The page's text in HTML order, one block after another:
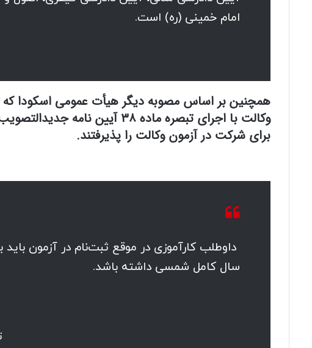
امام خمینی (ره) است.
همچنین بر اساس مصوبه دیگر هیأت عمومی اسکودا که
برای شرکت در آزمون وکالت را پذیرفتند.
داوطلب کارآموزی در موقع ثبت‌نام در آزمون
سال کامل شمسی داشته باشد.